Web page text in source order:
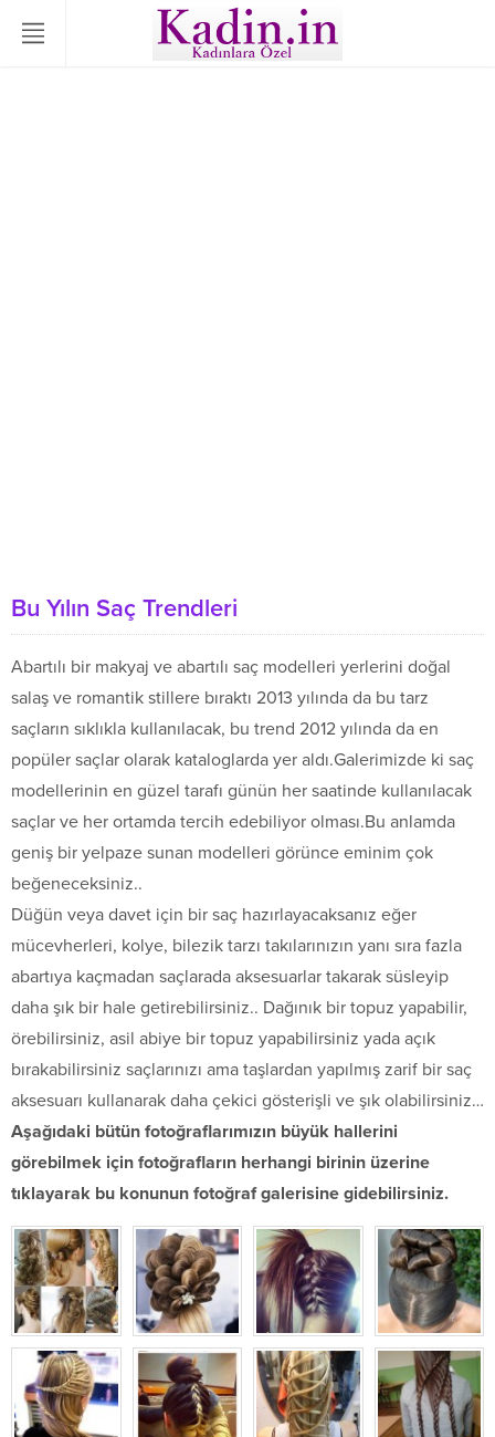
Bu Yılın Saç Trendleri
Abartılı bir makyaj ve abartılı saç modelleri yerlerini doğal
salaş ve romantik stillere bıraktı 2013 yılında da bu tarz
saçların sıklıkla kullanılacak, bu trend 2012 yılında da en
popüler saçlar olarak kataloglarda yer aldı.Galerimizde ki saç
modellerinin en güzel tarafı günün her saatinde kullanılacak
saçlar ve her ortamda tercih edebiliyor olması.Bu anlamda
geniş bir yelpaze sunan modelleri görünce eminim çok
beğeneceksiniz..
Düğün veya davet için bir saç hazırlayacaksanız eğer
mücevherleri, kolye, bilezik tarzı takılarınızın yanı sıra fazla
abartıya kaçmadan saçlarada aksesuarlar takarak süsleyip
daha şık bir hale getirebilirsiniz.. Dağınık bir topuz yapabilir,
örebilirsiniz, asil abiye bir topuz yapabilirsiniz yada açık
bırakabilirsiniz saçlarınızı ama taşlardan yapılmış zarif bir saç
aksesuarı kullanarak daha çekici gösterişli ve şık olabilirsiniz…
Aşağıdaki bütün fotoğraflarımızın büyük hallerini
görebilmek için fotoğrafların herhangi birinin üzerine
tıklayarak bu konunun fotoğraf galerisine gidebilirsiniz.